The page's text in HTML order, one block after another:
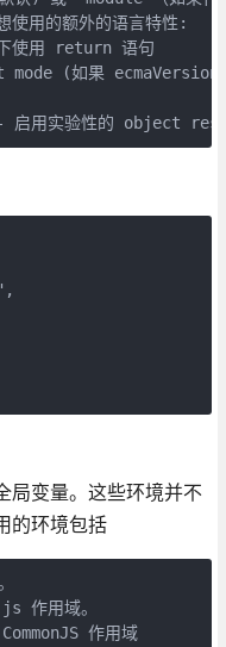
用的额外的语言特性:
使用 return 语句
(如果 ecmaVersion
启用实验性的 object
变量。这些环境并不
的环境包括
作用域。
作用域